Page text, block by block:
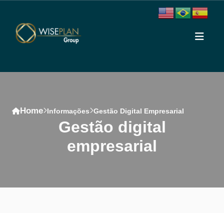
Home Informações Gestão Digital Empresarial
gestão digital
empresarial